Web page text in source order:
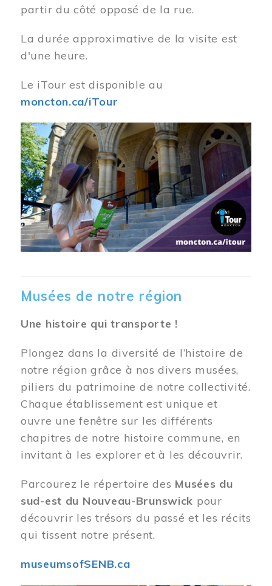
partir du côté opposé de la rue.
La durée approximative de la visite est
d'une heure.
Le iTour est disponible au
moncton.ca/iTour
Musées de notre région
Une histoire qui transporte !
Plongez dans la diversité de l’histoire de
notre région grâce à nos divers musées,
piliers du patrimoine de notre collectivité.
Chaque établissement est unique et
ouvre une fenêtre sur les différents
chapitres de notre histoire commune, en
invitant à les explorer et à les découvrir.
Parcourez le répertoire des Musées du
sud-est du Nouveau-Brunswick pour
découvrir les trésors du passé et les récits
qui tissent notre présent.
museumsofSENB.ca